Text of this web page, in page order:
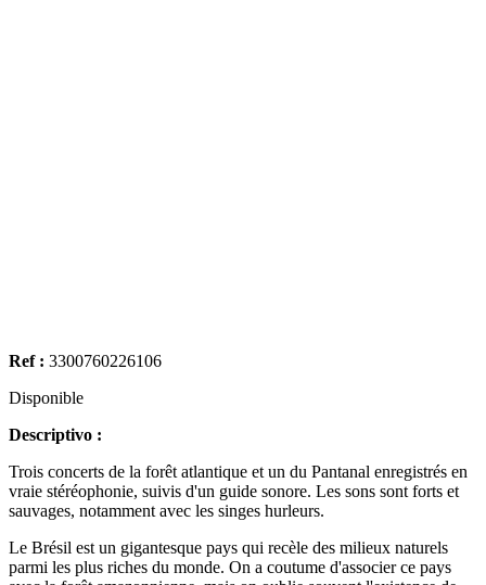
Ref : 3300760226106
Disponible
Descriptivo :
Trois concerts de la forêt atlantique et un du Pantanal enregistrés en
vraie stéréophonie, suivis d'un guide sonore. Les sons sont forts et
sauvages, notamment avec les singes hurleurs.
Le Brésil est un gigantesque pays qui recèle des milieux naturels
parmi les plus riches du monde. On a coutume d'associer ce pays